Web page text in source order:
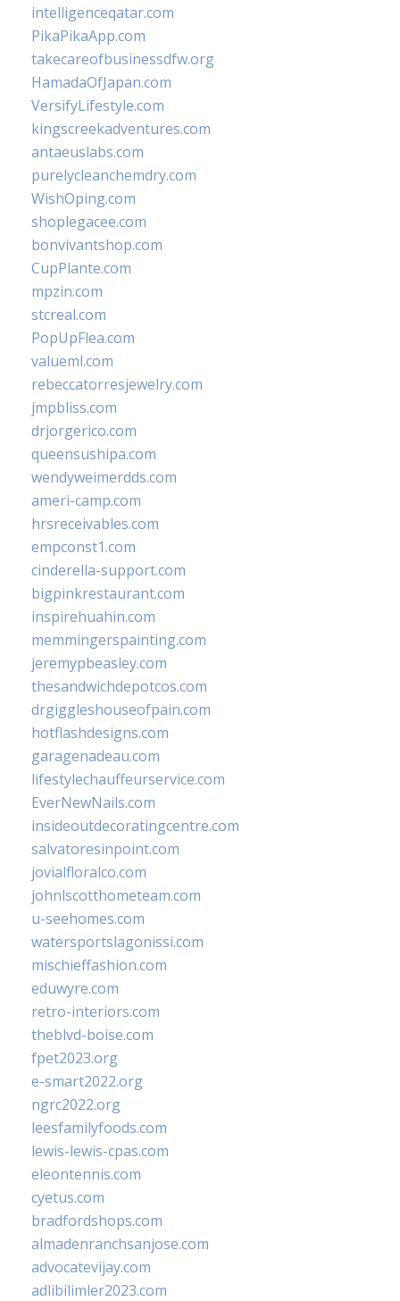
intelligenceqatar.com
PikaPikaApp.com
takecareofbusinessdfw.org
HamadaOfJapan.com
VersifyLifestyle.com
kingscreekadventures.com
antaeuslabs.com
purelycleanchemdry.com
WishOping.com
shoplegacee.com
bonvivantshop.com
CupPlante.com
mpzin.com
stcreal.com
PopUpFlea.com
valueml.com
rebeccatorresjewelry.com
jmpbliss.com
drjorgerico.com
queensushipa.com
wendyweimerdds.com
ameri-camp.com
hrsreceivables.com
empconst1.com
cinderella-support.com
bigpinkrestaurant.com
inspirehuahin.com
memmingerspainting.com
jeremypbeasley.com
thesandwichdepotcos.com
drgiggleshouseofpain.com
hotflashdesigns.com
garagenadeau.com
lifestylechauffeurservice.com
EverNewNails.com
insideoutdecoratingcentre.com
salvatoresinpoint.com
jovialfloralco.com
johnlscotthometeam.com
u-seehomes.com
watersportslagonissi.com
mischieffashion.com
eduwyre.com
retro-interiors.com
theblvd-boise.com
fpet2023.org
e-smart2022.org
ngrc2022.org
leesfamilyfoods.com
lewis-lewis-cpas.com
eleontennis.com
cyetus.com
bradfordshops.com
almadenranchsanjose.com
advocatevijay.com
adlibilimler2023.com